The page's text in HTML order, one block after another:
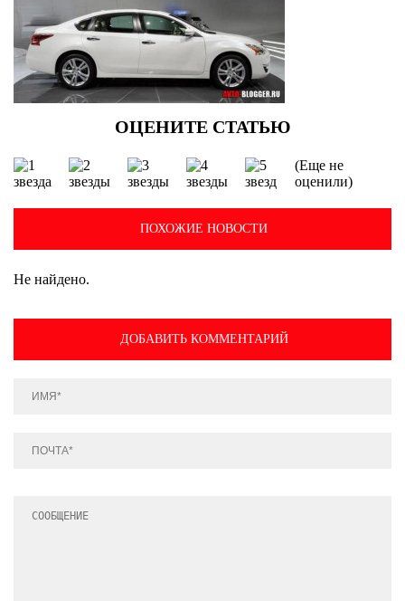
(Еще не
оценили)
ПОХОЖИЕ НОВОСТИ
Не найдено.
ДОБАВИТЬ КОММЕНТАРИЙ